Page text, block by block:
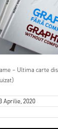
– Ultima carte
Aprilie, 2020